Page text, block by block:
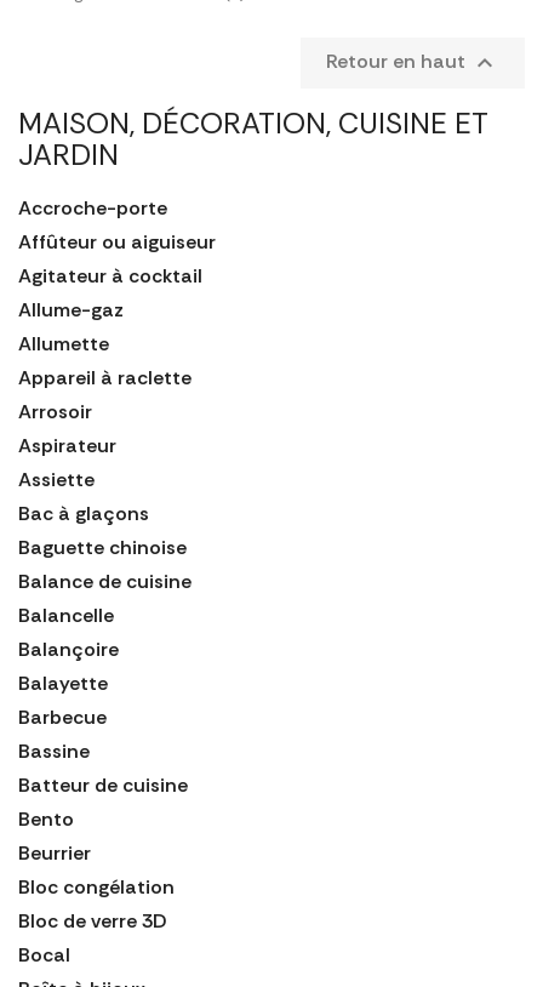
MAISON, DÉCORATION, CUISINE ET
JARDIN
Accroche-porte
Affûteur ou aiguiseur
Agitateur à cocktail
Allume-gaz
Allumette
Appareil à raclette
Arrosoir
Aspirateur
Assiette
Bac à glaçons
Baguette chinoise
Balance de cuisine
Balancelle
Balançoire
Balayette
Barbecue
Bassine
Batteur de cuisine
Bento
Beurrier
Bloc congélation
Bloc de verre 3D
Bocal
Retour en haut 